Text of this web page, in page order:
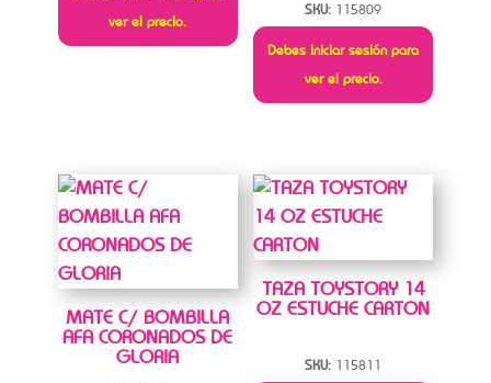
ver el precio.
SKU: 115809
Debes iniciar sesión para
ver el precio.
MATE C/ BOMBILLA
AFA CORONADOS DE
GLORIA
TAZA TOYSTORY 14
OZ ESTUCHE CARTON
SKU: 115811